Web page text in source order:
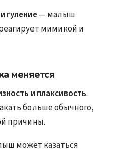
гуление — малыш
мимикой и
меняется
и плаксивость.
больше обычного,
причины.
может казаться